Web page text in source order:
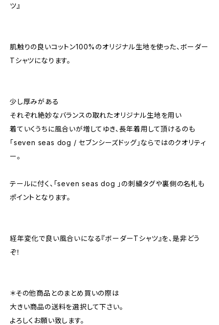
ツ』
肌触りの良いコットン100%のオリジナル生地を使った、ボーダー
Tシャツになります。
少し厚みがある
それぞれ絶妙なバランスの取れたオリジナル生地を用い
着ていくうちに風合いが増してゆき、長年着用して頂けるのも
「seven seas dog / セブンシーズドッグ」ならではのクオリティ
ー。
テールに付く、「seven seas dog 」の刺繍タグや裏側の名札も
ポイントとなります。
経年変化で良い風合いになる『ボーダーTシャツ』を、是非どう
ぞ！
＊その他商品とのまとめ買いの際は
大きい商品の送料を選択して下さい。
よろしくお願い致します。